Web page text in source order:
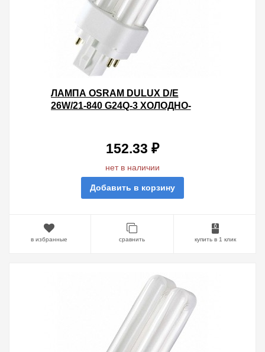
ЛАМПА OSRAM DULUX D/E
26W/21-840 G24Q-3 ХОЛОДНО-
152.33 ₽
нет в наличии
Добавить в корзину
в избранные сравнить купить в 1 клик